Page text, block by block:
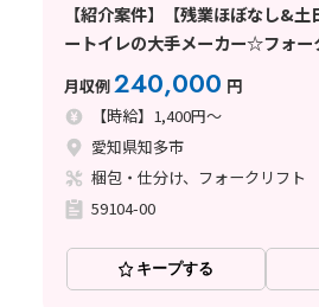
【紹介案件】【残業ほぼなし&
ートイレの大手メーカー☆フォー
月収例240,000 円
【時給】1,400円～
愛知県知多市
梱包・仕分け、フォークリフト
59104-00
キープする